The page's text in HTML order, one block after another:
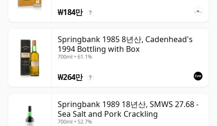
₩184만 ?
Springbank 1985 8년산, Cadenhead's
1994 Bottling with Box
700ml • 61.1%
₩264만 ?
Springbank 1989 18년산, SMWS 27.68 -
Sea Salt and Pork Crackling
700ml • 52.7%